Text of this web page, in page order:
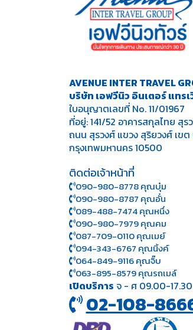
AVENUE INTER TRAVEL
บริษัท เอฟวีนิว อินเตอร์ แทร
ใบอนุญาตเลขที่ No. 11/01967
ที่อยู่: 141/52 อาคารสกุลไทย สุร
ถนน สุรวงศ์ แขวง สุริยวงศ์ เขต
กรุงเทพมหานคร 10500
ติดต่อเจ้าหน้าที่
090-980-8778 คุณบุ๋ม
090-980-8787 คุณอั๋น
089-488-7474 คุณหนึ่ง
090-980-7979 คุณคม
087-709-0110 คุณเมย์
094-343-6767 คุณนิ้งค์
064-849-9116 คุณจิ๊บ
063-895-8 579คุณรถเมล์
เปิดบริการ จ - ศ 09.00-
02-108-